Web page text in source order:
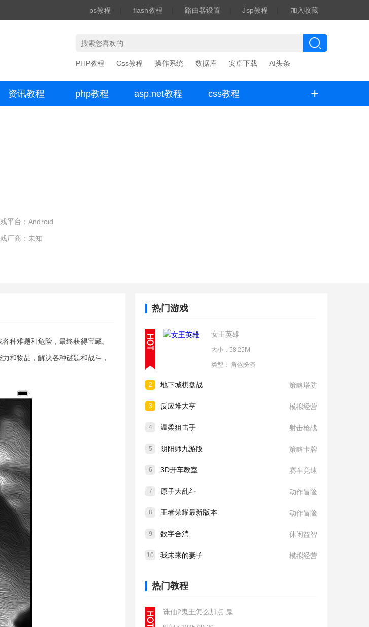
ps教程 flash教程 路由器设置 Jsp教程 加入收藏
PHP教程 Css教程 操作系统 数据库 安卓下载 AI头条
资讯教程 php教程 asp.net教程 css教程 +
平台：Android
厂商：未知
种难题和危险，最终获得宝藏。
和物品，解决各种谜题和战斗，
热门游戏
女王英雄
大小：58.25M
类型： 角色扮演
2 地下城棋盘战 策略塔防
3 反应堆大亨 模拟经营
4 温柔狙击手 射击枪战
5 阴阳师九游版 策略卡牌
6 3D开车教室 赛车竞速
7 原子大乱斗 动作冒险
8 王者荣耀最新版本 动作冒险
9 数字合消 休闲益智
10 我未来的妻子 模拟经营
热门教程
诛仙2鬼王怎么加点 鬼